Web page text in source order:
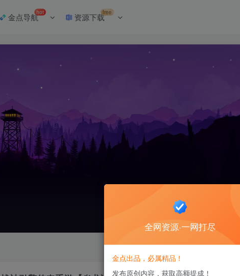
金点导航hot 资源下载free
全网资源·一网打尽
金点出品，必属精品！
发布原创内容，获取高额提成！